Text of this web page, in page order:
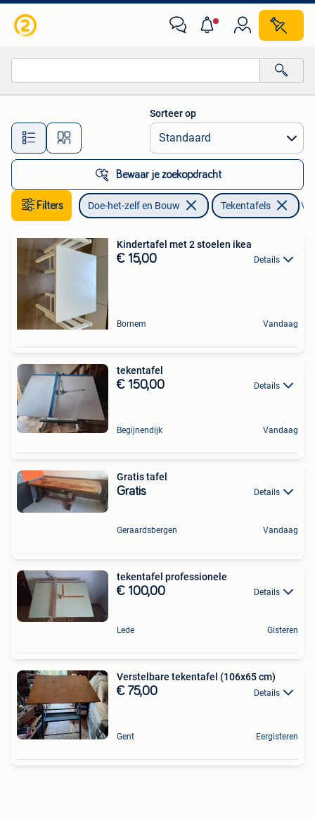
Alle afstanden…
Sorteer op
Bewaar je zoekopdracht
Filters Doe-het-zelf en Bouw Tekentafels
Kindertafel met 2 stoelen ikea
€ 15,00 Details
Bornem Vandaag
tekentafel
€ 150,00 Details
Begijnendijk Vandaag
Gratis tafel
Gratis Details
Geraardsbergen Vandaag
tekentafel professionele
€ 100,00 Details
Lede Gisteren
Verstelbare tekentafel (106x65 cm)
€ 75,00 Details
Gent Eergisteren